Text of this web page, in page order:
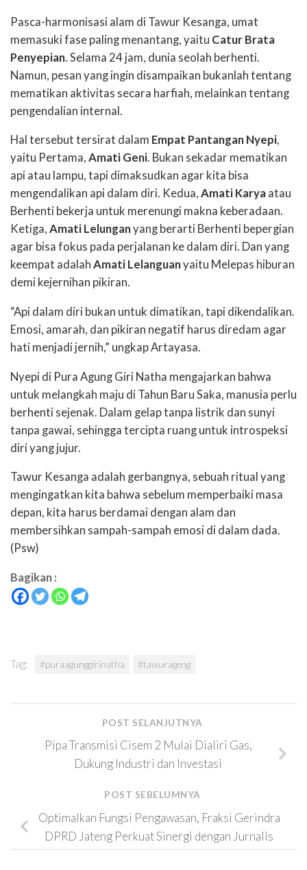
Pasca-harmonisasi alam di Tawur Kesanga, umat
memasuki fase paling menantang, yaitu Catur Brata
Penyepian. Selama 24 jam, dunia seolah berhenti.
Namun, pesan yang ingin disampaikan bukanlah tentang
mematikan aktivitas secara harfiah, melainkan tentang
pengendalian internal.
Hal tersebut tersirat dalam Empat Pantangan Nyepi,
yaitu Pertama, Amati Geni. Bukan sekadar mematikan
api atau lampu, tapi dimaksudkan agar kita bisa
mengendalikan api dalam diri. Kedua, Amati Karya atau
Berhenti bekerja untuk merenungi makna keberadaan.
Ketiga, Amati Lelunganyang berarti Berhenti bepergian
agar bisa fokus pada perjalanan ke dalam diri. Dan yang
keempat adalah Amati Lelanguanyaitu Melepas hiburan
demi kejernihan pikiran.
“Api dalam diri bukan untuk dimatikan, tapi dikendalikan.
Emosi, amarah, dan pikiran negatif harus diredam agar
hati menjadi jernih,” ungkap Artayasa.
Nyepi di Pura Agung Giri Natha mengajarkan bahwa
untuk melangkah maju di Tahun Baru Saka, manusia perlu
berhenti sejenak. Dalam gelap tanpa listrik dan sunyi
tanpa gawai, sehingga tercipta ruang untuk introspeksi
diri yang jujur.
Tawur Kesanga adalah gerbangnya, sebuah ritual yang
mengingatkan kita bahwa sebelum memperbaiki masa
depan, kita harus berdamai dengan alam dan
membersihkan sampah-sampah emosi di dalam dada.
(Psw)
Bagikan :
Tag: #puraagunggirinatha #tawurageng
POST SELANJUTNYA
Pipa Transmisi Cisem 2 Mulai Dialiri Gas,
Dukung Industri dan Investasi
POST SEBELUMNYA
Optimalkan Fungsi Pengawasan, Fraksi Gerindra
DPRD Jateng Perkuat Sinergi dengan Jurnalis